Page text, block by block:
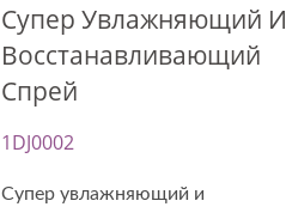
Супер Увлажняющий И
Восстанавливающий
Спрей
1DJ0002
Супер увлажняющий и